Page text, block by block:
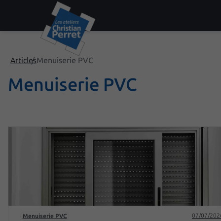
ArticlesMenuiserie PVC
Menuiserie PVC
Menuiserie PVC 07/07/